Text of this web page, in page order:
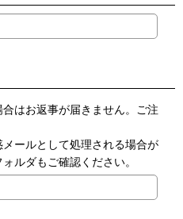
はお返事が届きません。ご注
ールとして処理される場合が
ルダもご確認ください。